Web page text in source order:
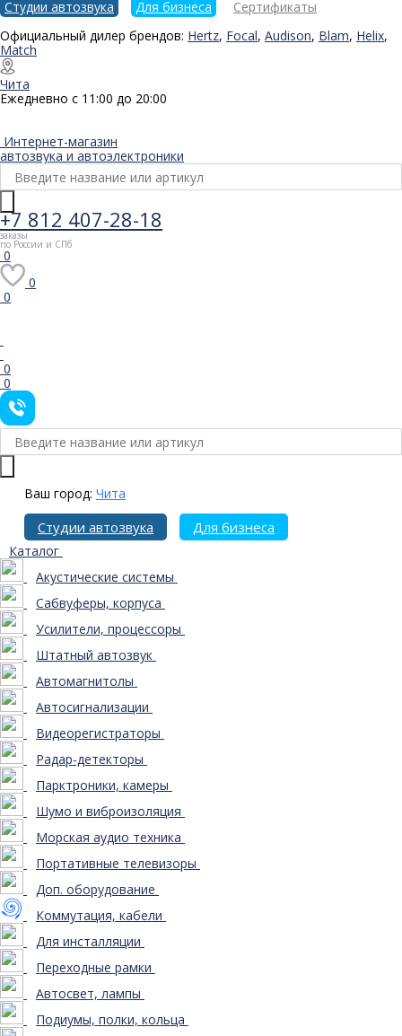
Студии автозвука Для бизнеса
Сертификаты
Официальный дилер брендов: Hertz, Focal, Audison, Blam, Helix,
Match
Чита
Ежедневно с 11:00 до 20:00
Интернет-магазин
автозвука и автоэлектроники
+7 812 407-28-18
заказы
по России и СПб
0
0
0
0
0
Ваш город: Чита
Студии автозвука Для бизнеса
Каталог
Акустические системы
Сабвуферы, корпуса
Усилители, процессоры
Штатный автозвук
Автомагнитолы
Автосигнализации
Видеорегистраторы
Радар-детекторы
Парктроники, камеры
Шумо и виброизоляция
Морская аудио техника
Портативные телевизоры
Доп. оборудование
Коммутация, кабели
Для инсталляции
Переходные рамки
Автосвет, лампы
Подиумы, полки, кольца